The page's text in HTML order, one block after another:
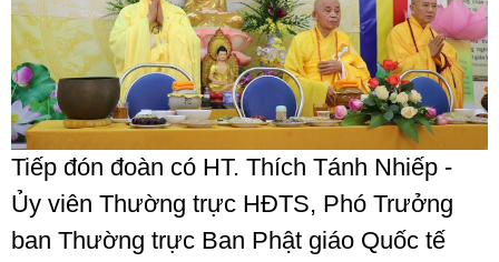
Tiếp đón đoàn có HT. Thích Tánh Nhiếp -
Ủy viên Thường trực HĐTS, Phó Trưởng
ban Thường trực Ban Phật giáo Quốc tế